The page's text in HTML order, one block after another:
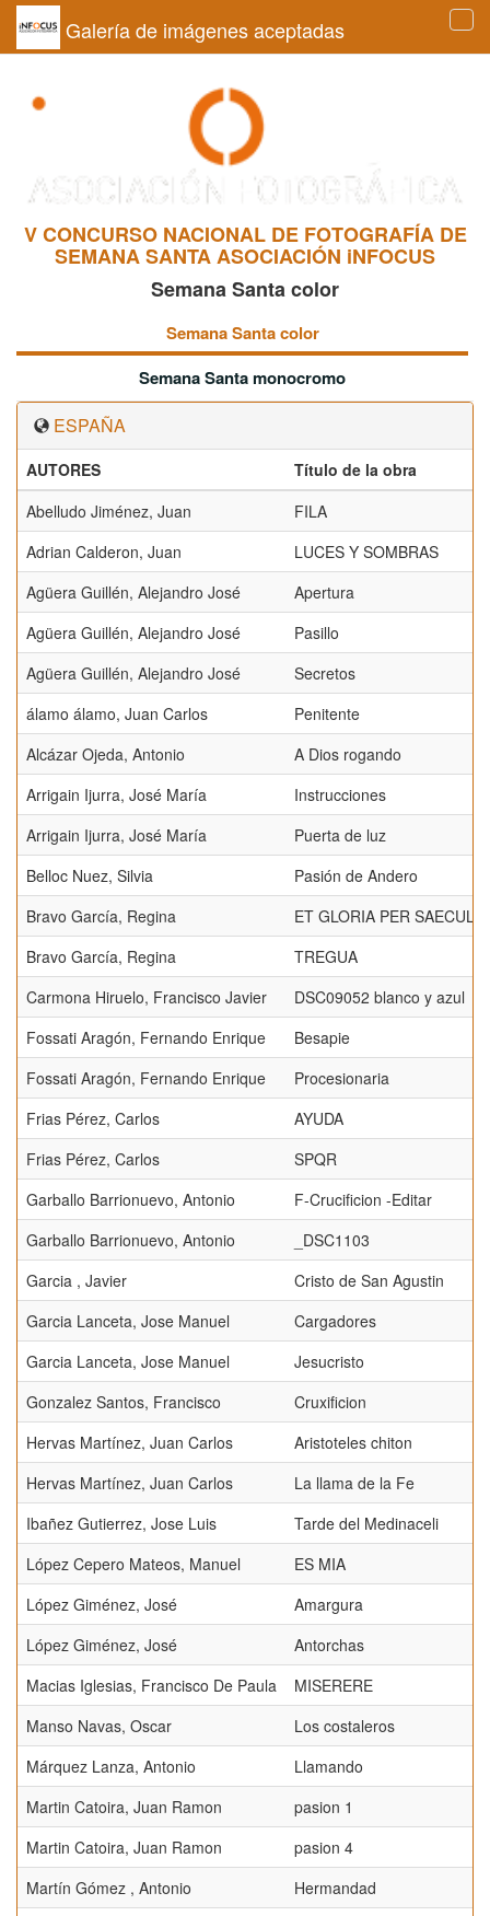
Galería de imágenes aceptadas
V CONCURSO NACIONAL DE FOTOGRAFÍA DE
SEMANA SANTA ASOCIACIÓN iNFOCUS
Semana Santa color
Semana Santa color
Semana Santa monocromo
ESPAÑA
AUTORES
Título de la obra
Abelludo Jiménez, Juan
FILA
Adrian Calderon, Juan
LUCES Y SOMBRAS
Agüera Guillén, Alejandro José
Apertura
Agüera Guillén, Alejandro José
Pasillo
Agüera Guillén, Alejandro José
Secretos
álamo álamo, Juan Carlos
Penitente
Alcázar Ojeda, Antonio
A Dios rogando
Arrigain Ijurra, José María
Instrucciones
Arrigain Ijurra, José María
Puerta de luz
Belloc Nuez, Silvia
Pasión de Andero
Bravo García, Regina
ET GLORIA PER SAECULA
Bravo García, Regina
TREGUA
Carmona Hiruelo, Francisco Javier
DSC09052 blanco y azul
Fossati Aragón, Fernando Enrique
Besapie
Fossati Aragón, Fernando Enrique
Procesionaria
Frias Pérez, Carlos
AYUDA
Frias Pérez, Carlos
SPQR
Garballo Barrionuevo, Antonio
F-Crucificion -Editar
Garballo Barrionuevo, Antonio
_DSC1103
Garcia , Javier
Cristo de San Agustin
Garcia Lanceta, Jose Manuel
Cargadores
Garcia Lanceta, Jose Manuel
Jesucristo
Gonzalez Santos, Francisco
Cruxificion
Hervas Martínez, Juan Carlos
Aristoteles chiton
Hervas Martínez, Juan Carlos
La llama de la Fe
Ibañez Gutierrez, Jose Luis
Tarde del Medinaceli
López Cepero Mateos, Manuel
ES MIA
López Giménez, José
Amargura
López Giménez, José
Antorchas
Macias Iglesias, Francisco De Paula
MISERERE
Manso Navas, Oscar
Los costaleros
Márquez Lanza, Antonio
Llamando
Martin Catoira, Juan Ramon
pasion 1
Martin Catoira, Juan Ramon
pasion 4
Martín Gómez , Antonio
Hermandad